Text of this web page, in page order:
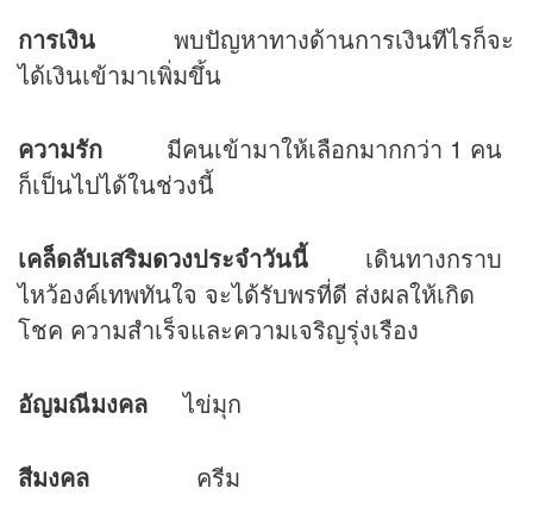
การเงิน พบปัญหาทางด้านการเงินทีไรก็จะ
ได้เงินเข้ามาเพิ่มขึ้น
ความรัก มีคนเข้ามาให้เลือกมากกว่า 1 คน
ก็เป็นไปได้ในช่วงนี้
เคล็ดลับเสริมดวงประจำวันนี้ เดินทางกราบ
ไหว้องค์เทพทันใจ จะได้รับพรที่ดี ส่งผลให้เกิด
โชค ความสำเร็จและความเจริญรุ่งเรือง
อัญมณีมงคล ไข่มุก
สีมงคล ครีม